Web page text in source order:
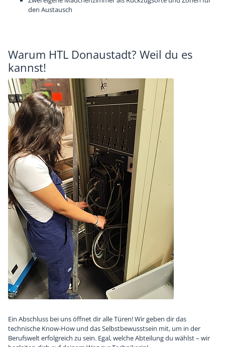
den Austausch
Warum HTL Donaustadt? Weil du es
kannst!
Ein Abschluss bei uns öffnet dir alle Türen! Wir geben dir das
technische Know-How und das Selbstbewusstsein mit, um in der
Berufswelt erfolgreich zu sein. Egal, welche Abteilung du wählst – wir